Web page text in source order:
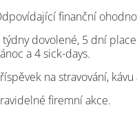
finanční
týdny dovolené, 5 dní
a 4 sick-days.
na stravování,
firemní akce.